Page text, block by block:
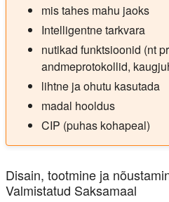
mis tahes mahu jaoks
Intelligentne tarkvara
nutikad funktsioonid (nt
andmeprotokollid,
lihtne ja ohutu kasutada
madal hooldus
CIP (puhas kohapeal)
Disain, tootmine ja
Valmistatud Saksamaal